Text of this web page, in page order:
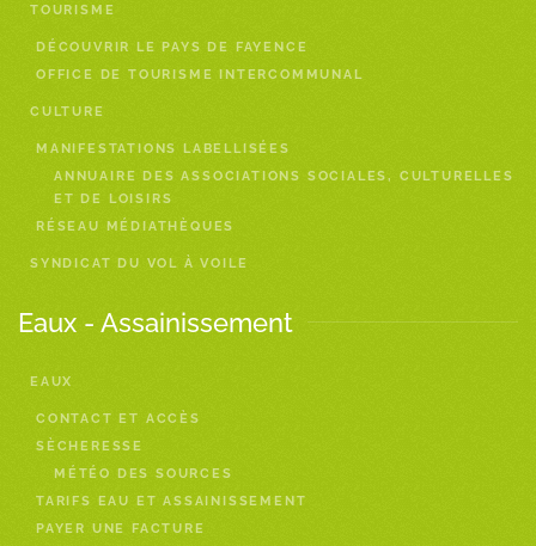
TOURISME
DÉCOUVRIR LE PAYS DE FAYENCE
OFFICE DE TOURISME INTERCOMMUNAL
CULTURE
MANIFESTATIONS LABELLISÉES
ANNUAIRE DES ASSOCIATIONS SOCIALES, CULTURELLES
ET DE LOISIRS
RÉSEAU MÉDIATHÈQUES
SYNDICAT DU VOL À VOILE
Eaux - Assainissement
EAUX
CONTACT ET ACCÈS
SÈCHERESSE
MÉTÉO DES SOURCES
TARIFS EAU ET ASSAINISSEMENT
PAYER UNE FACTURE